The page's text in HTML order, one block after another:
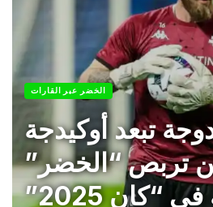
الخضر عبر القارات
تبعد أوكيدجة
تربص “الخضر”
ومشاركته في “كان 2025”